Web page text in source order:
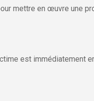
mettre en œuvre une
est immédiatement